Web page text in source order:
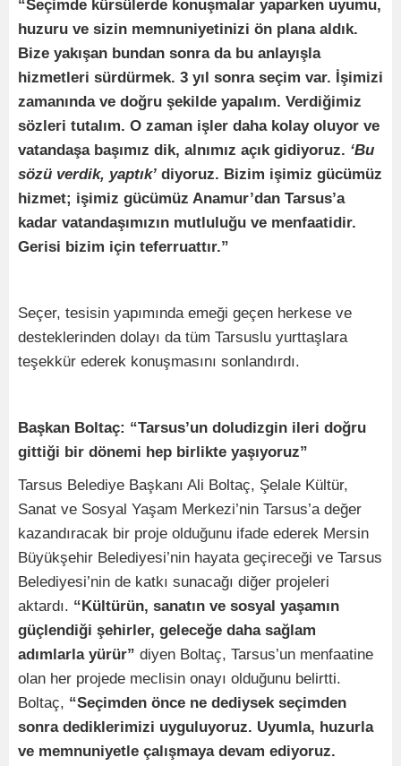
“Seçimde kürsülerde konuşmalar yaparken uyumu,
huzuru ve sizin memnuniyetinizi ön plana aldık.
Bize yakışan bundan sonra da bu anlayışla
hizmetleri sürdürmek. 3 yıl sonra seçim var. İşimizi
zamanında ve doğru şekilde yapalım. Verdiğimiz
sözleri tutalım. O zaman işler daha kolay oluyor ve
vatandaşa başımız dik, alnımız açık gidiyoruz. ‘Bu
sözü verdik, yaptık’ diyoruz. Bizim işimiz gücümüz
hizmet; işimiz gücümüz Anamur’dan Tarsus’a
kadar vatandaşımızın mutluluğu ve menfaatidir.
Gerisi bizim için teferruattır.”
Seçer, tesisin yapımında emeği geçen herkese ve
desteklerinden dolayı da tüm Tarsuslu yurttaşlara
teşekkür ederek konuşmasını sonlandırdı.
Başkan Boltaç: “Tarsus’un doludizgin ileri doğru
gittiği bir dönemi hep birlikte yaşıyoruz”
Tarsus Belediye Başkanı Ali Boltaç, Şelale Kültür,
Sanat ve Sosyal Yaşam Merkezi’nin Tarsus’a değer
kazandıracak bir proje olduğunu ifade ederek Mersin
Büyükşehir Belediyesi’nin hayata geçireceği ve Tarsus
Belediyesi’nin de katkı sunacağı diğer projeleri
aktardı. “Kültürün, sanatın ve sosyal yaşamın
güçlendiği şehirler, geleceğe daha sağlam
adımlarla yürür” diyen Boltaç, Tarsus’un menfaatine
olan her projede meclisin onayı olduğunu belirtti.
Boltaç, “Seçimden önce ne dediysek seçimden
sonra dediklerimizi uyguluyoruz. Uyumla, huzurla
ve memnuniyetle çalışmaya devam ediyoruz.